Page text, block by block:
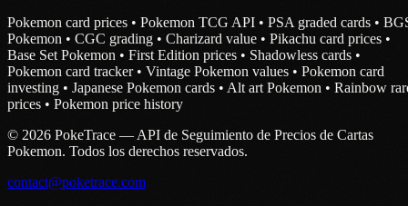
Pokemon card prices • Pokemon TCG API • PSA graded cards •
Pokemon • CGC grading • Charizard value • Pikachu card prices •
Base Set Pokemon • First Edition prices • Shadowless cards •
Pokemon card tracker • Vintage Pokemon values • Pokemon card
investing • Japanese Pokemon cards • Alt art Pokemon • Rainbow
prices • Pokemon price history
© 2026 PokeTrace — API de Seguimiento de Precios de Cartas
Pokemon. Todos los derechos reservados.
contact@poketrace.com